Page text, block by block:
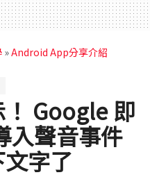
»Android App分享介紹
Google 即
入聲音事件
字了